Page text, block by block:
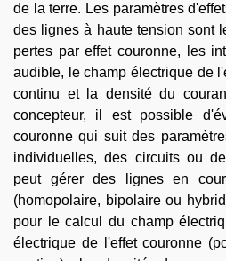
de la terre. Les paramètres
des lignes à haute tension sont
pertes par effet couronne, les
audible, le champ électrique de
continu et la densité du
concepteur, il est possible
couronne qui suit des
individuelles, des circuits ou
peut gérer des lignes en
(homopolaire, bipolaire ou
pour le calcul du champ
électrique de l'effet couronne